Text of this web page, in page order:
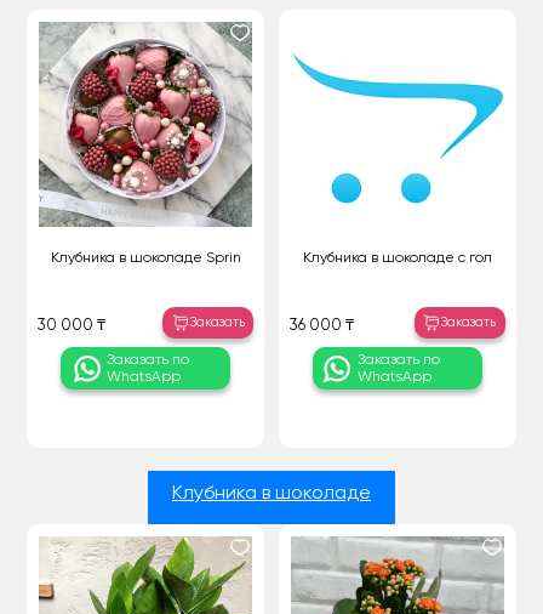
Клубника в шоколаде Sprin
30 000 ₸ Заказать
Заказать по
WhatsApp
Клубника в шоколаде с гол
36 000 ₸ Заказать
Заказать по
WhatsApp
Клубника в шоколаде